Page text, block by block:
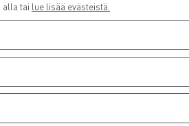
alla tai lue lisää evästeistä.